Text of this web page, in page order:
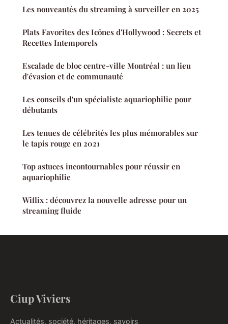
Les nouveautés du streaming à surveiller en 2025
Plats Favorites des Icônes d'Hollywood : Secrets et
Recettes Intemporels
Escalade de bloc centre-ville Montréal : un lieu
d'évasion et de communauté
Les conseils d'un spécialiste aquariophilie pour
débutants
Les tenues de célébrités les plus mémorables sur
le tapis rouge en 2021
Top astuces incontournables pour réussir en
aquariophilie
Wiflix : découvrez la nouvelle adresse pour un
streaming fluide
Ciup Viviers
Actualités, société, héritages, savoirs